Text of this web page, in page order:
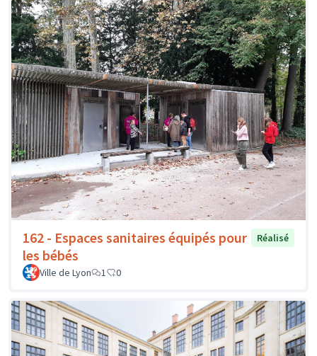
162 - Espaces sanitaires équipés pour
les bébés
Réalisé
Ville de Lyon 1 0